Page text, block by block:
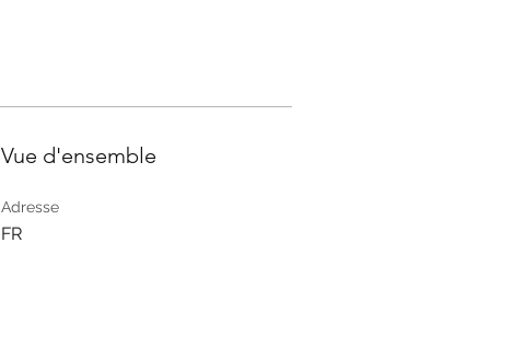
Vue d'ensemble
Adresse
FR